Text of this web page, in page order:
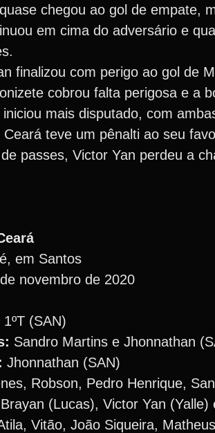
chegou ao gol de empate,
em cima do adversário e
finalizou com perigo ao gol de
cobrou falta perigosa e a
mais disputado, com
teve um pênalti ao seu
passes, Victor Yan perdeu a
em Santos
novembro de 2020
(SAN)
Sandro Martins e Jhonnathan
Jhonnathan (SAN)
Robson, Pedro Henrique,
(Lucas), Victor Yan
Vitão, João Siqueira,